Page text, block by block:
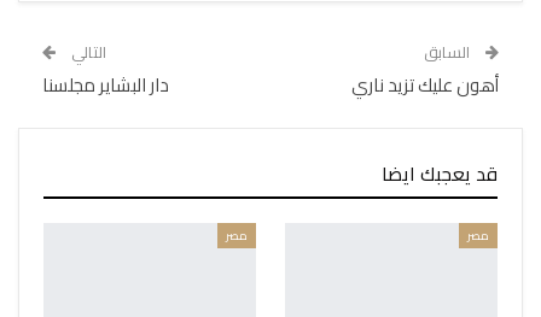
السابق
أهون عليك تزيد ناري
التالي
دار البشاير مجلسنا
قد يعجبك ايضا
مصر مصر